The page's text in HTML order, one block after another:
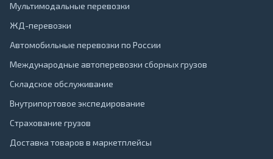
Мультимодальные перевозки
ЖД-перевозки
Автомобильные перевозки по России
Международные автоперевозки сборных грузов
Складское обслуживание
Внутрипортовое экспедирование
Страхование грузов
Доставка товаров в маркетплейсы